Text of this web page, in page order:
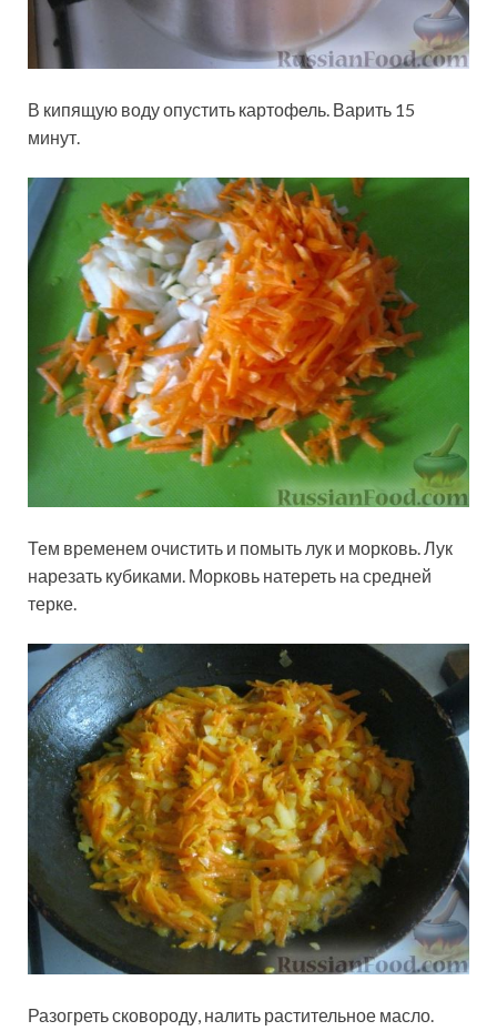
В кипящую воду опустить картофель. Варить 15
минут.
Тем временем очистить и помыть лук и морковь. Лук
нарезать кубиками. Морковь натереть на средней
терке.
Разогреть сковороду, налить растительное масло.